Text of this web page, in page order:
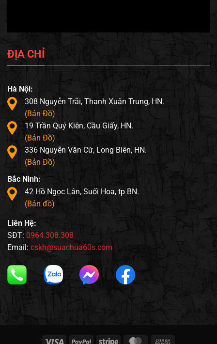
ĐỊA CHỈ
Hà Nội:
308 Nguyễn Trãi, Thanh Xuân Trung, HN.
(Bản Đồ)
19 Trần Quý Kiên, Cầu Giấy, HN.
(Bản Đồ)
336 Nguyễn Văn Cừ, Long Biên, HN.
(Bản Đồ)
Bắc Ninh:
42 Hồ Ngọc Lân, Suối Hoa, tp BN.
(Bản đồ)
Liên Hệ:
SĐT: 0964.308.308
Email: cskh@suachua60s.com
Visa PayPal Stripe MasterCard